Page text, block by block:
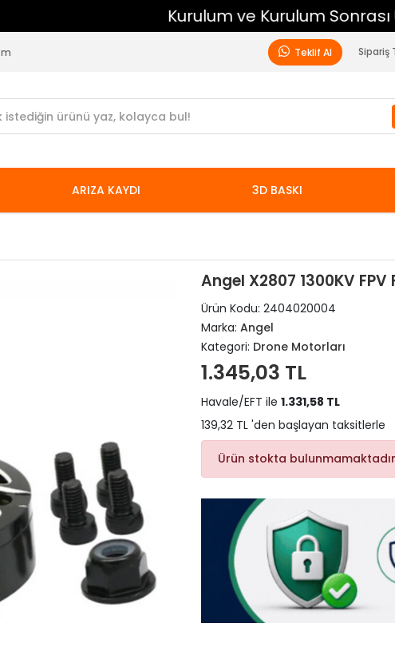
Kurulum ve Kurulum Sonrası Ücretsiz Destek
Teklif Al Sipariş
ARIZA KAYDI 3D BASKI
Angel X2807 1300KV
Ürün Kodu: 2404020004
Marka: Angel
Kategori: Drone Motorları
1.345,03 TL
Havale/EFT ile 1.331,58 TL
139,32 TL 'den başlayan taksitlerle
Ürün stokta